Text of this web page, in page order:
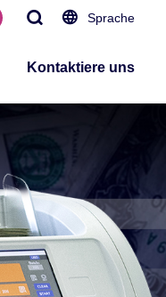
Sprache
Kontaktiere uns